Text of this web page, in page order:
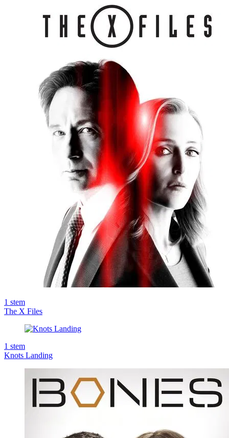
1 stem
The X Files
1 stem
Knots Landing